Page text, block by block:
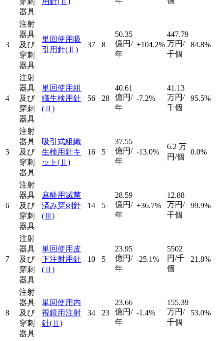
器具
3
注射
器具
及び
穿刺
器具
単回使用吸
引用針(Ⅱ)
37 8
50.35
億円/
年
+104.2%
447.79
万円/
千個
84.8%
4
注射
器具
及び
穿刺
器具
単回使用組
織生検用針
(Ⅱ)
56 28
40.61
億円/
年
-7.2%
41.13
万円/
千個
95.5%
5
注射
器具
及び
穿刺
器具
吸引式組織
生検用針キ
ット (Ⅱ)
16 5
37.55
億円/
年
-13.0%
6.2 万
円/個
0.0%
6
注射
器具
及び
穿刺
器具
麻酔用滅菌
済み穿刺針
(Ⅲ)
14 5
28.59
億円/
年
+36.7%
12.88
万円/
千個
99.9%
7
注射
器具
及び
穿刺
器具
単回使用皮
下注射用針
(Ⅱ)
10 5
23.95
億円/
年
-25.1%
5502
円/千
個
21.8%
8
注射
器具
及び
穿刺
器具
単回使用内
視鏡用注射
針(Ⅱ)
34 23
23.66
億円/
年
-1.4%
155.39
万円/
千個
53.0%